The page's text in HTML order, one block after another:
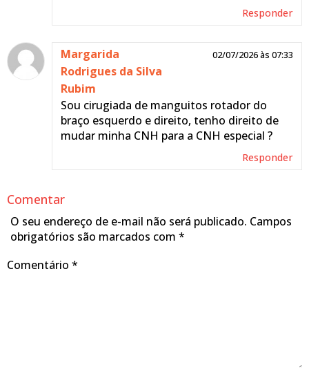
Responder
Margarida
Rodrigues da Silva
Rubim
02/07/2026 às 07:33
Sou cirugiada de manguitos rotador do
braço esquerdo e direito, tenho direito de
mudar minha CNH para a CNH especial ?
Responder
Comentar
O seu endereço de e-mail não será publicado. Campos
obrigatórios são marcados com *
Comentário *